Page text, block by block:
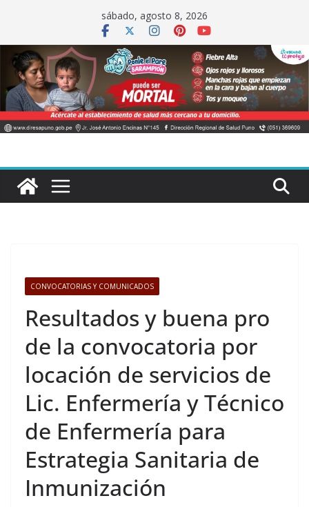
contenido
sábado, agosto 8, 2026
CONVOCATORIAS Y COMUNICADOS
Resultados y buena pro
de la convocatoria por
locación de servicios de
Lic. Enfermería y Técnico
de Enfermería para
Estrategia Sanitaria de
Inmunización